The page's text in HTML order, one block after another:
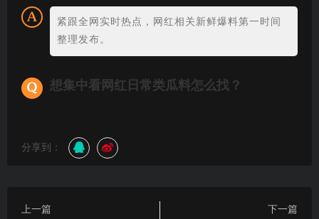
紧跟全网实时热点，网红相关新鲜爆料第一时间
整理发布。
想集中看网红日常类瓜料怎么找？
分享到：
上一篇
下一篇